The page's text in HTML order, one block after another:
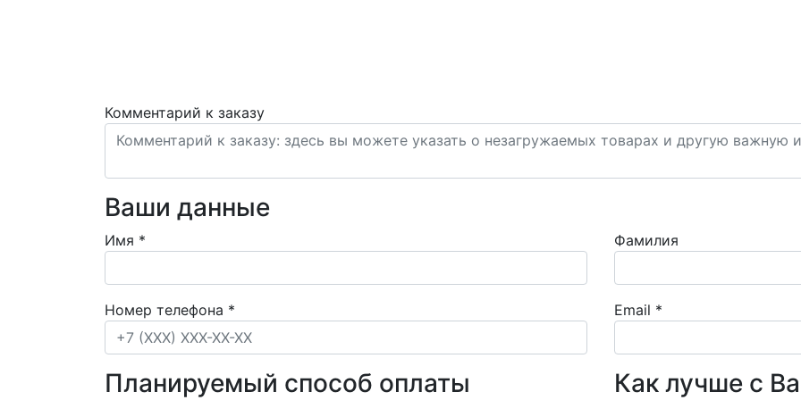
Комментарий к заказу
Ваши данные
Имя * Фамилия
Номер телефона * Email *
Планируемый способ оплаты Как лучше с